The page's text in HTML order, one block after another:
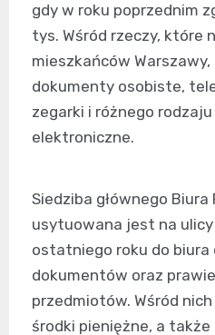
gdy w roku poprzednim
tys. Wśród rzeczy, które
mieszkańców
dokumenty osobiste,
zegarki i różnego
elektroniczne.
Siedziba głównego
usytuowana jest na ulicy
ostatniego roku do biura
dokumentów oraz
przedmiotów. Wśród
środki pieniężne, a